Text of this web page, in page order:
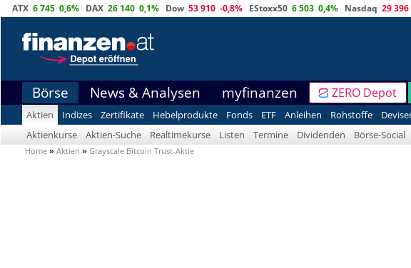
ATX 6 745 0,6% DAX 26 140 0,1% Dow 53 910 -0,8% EStoxx50 6 503 0,4% Nasdaq 29 396
Börse News & Analysen myfinanzen ZERO Depot
Aktien Indizes Zertifikate Hebelprodukte Fonds ETF Anleihen Rohstoffe
Aktienkurse
Aktien-Suche Realtimekurse Listen Termine Dividenden Börse-Social
Home » Aktien » Grayscale Bitcoin Trust-Aktie